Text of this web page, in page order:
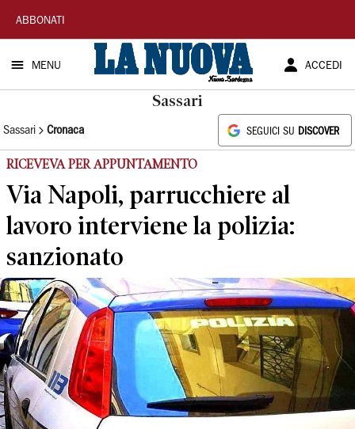
La
Nuova
Sardegna
ABBONATI
MENU ACCEDI
Sassari
Sassari Cronaca SEGUICI SU DISCOVER
RICEVEVA PER APPUNTAMENTO
Via Napoli, parrucchiere al
lavoro interviene la polizia:
sanzionato